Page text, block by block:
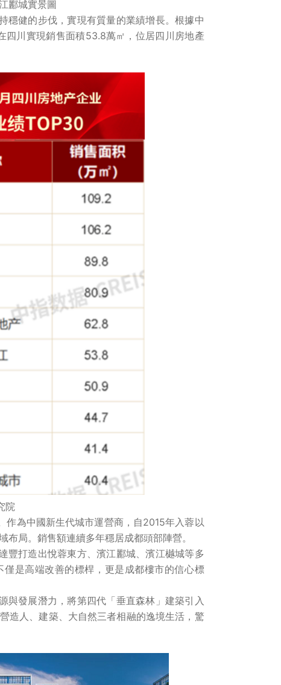
酈城實景圖
穩健的步伐，實現有質量的業績增長。根據中
四川實現銷售面積53.8萬㎡，位居四川房地產
院
作為中國新生代城市運營商，自2015年入蓉以
局。銷售額連續多年穩居成都頭部陣營。
豐打造出悅蓉東方、濱江酈城、濱江樾城等多
是高端改善的標桿，更是成都樓市的信心標
與發展潛力，將第四代「垂直森林」建築引入
造人、建築、大自然三者相融的逸境生活，驚